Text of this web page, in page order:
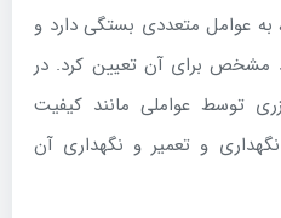
به عوامل متعددی بستگی دارد و
مشخص برای آن تعیین کرد. در
توسط عواملی مانند کیفیت
و تعمیر و نگهداری آن